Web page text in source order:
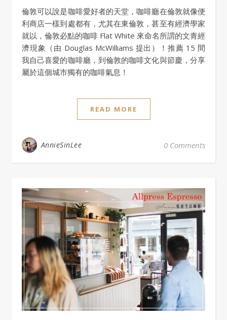
倫敦可以說是咖啡愛好者的天堂，咖啡廳在倫敦就像便
利商店一樣到處都有，尤其在東倫敦，甚至有經濟學家
就以，倫敦必點的咖啡 Flat White 來命名所謂的文青經
濟現象（由 Douglas McWilliams 提出）！推薦 15 間
我自己喜愛的咖啡廳，到倫敦的咖啡文化與節慶，分享
屬於這個城市獨有的咖啡氣息！
READ MORE
AnnieSinLee 0 Comments